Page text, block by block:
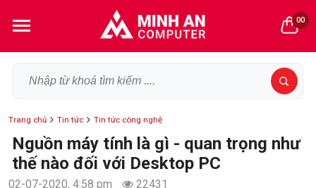
00
Trang chủ Tin tức Tin tức công nghệ
Nguồn máy tính là gì - quan trọng như
thế nào đối với Desktop PC
02-07-2020, 4:58 pm 22431